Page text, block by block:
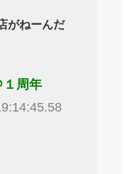
がねーんだ
１周年